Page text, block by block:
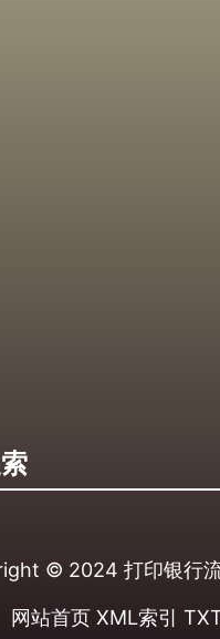
© 2024 打印银行
网站首页 XML索引